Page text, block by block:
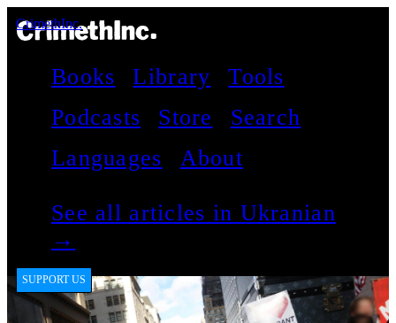
CrimethInc.
Books Library
Tools
Podcasts
Store
Search
Languages
About
See all articles in Ukranian
→
SUPPORT US